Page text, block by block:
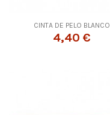
CINTA DE PELO BLANCO
4,40 €